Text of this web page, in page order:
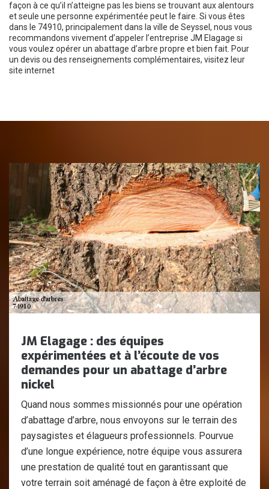
façon à ce qu’il n’atteigne pas les biens se trouvant aux alentours
et seule une personne expérimentée peut le faire. Si vous êtes
dans le 74910, principalement dans la ville de Seyssel, nous vous
recommandons vivement d’appeler l’entreprise JM Elagage si
vous voulez opérer un abattage d’arbre propre et bien fait. Pour
un devis ou des renseignements complémentaires, visitez leur
site internet
JM Elagage : des équipes
expérimentées et à l’écoute de vos
demandes pour un abattage d’arbre
nickel
Quand nous sommes missionnés pour une opération
d’abattage d’arbre, nous envoyons sur le terrain des
paysagistes et élagueurs professionnels. Pourvue
d’une longue expérience, notre équipe vous assurera
une prestation de qualité tout en garantissant que
votre terrain soit aménagé de façon à être exploité de